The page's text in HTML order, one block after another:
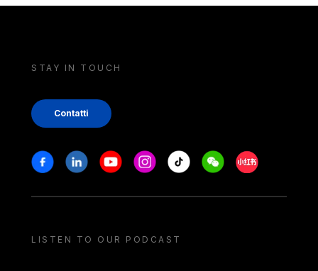
STAY IN TOUCH
Contatti
Stay in touch
FacebookLinkedinYoutubeInstagram
Tiktok WeechatXiaohongshu/
LISTEN TO OUR PODCAST